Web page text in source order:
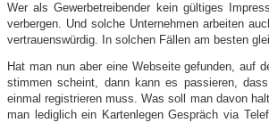
Wer als Gewerbetreibender kein gültiges
verbergen. Und solche Unternehmen arbeiten
vertrauenswürdig. In solchen Fällen am besten
Hat man nun aber eine Webseite gefunden, auf
stimmen scheint, dann kann es passieren,
einmal registrieren muss. Was soll man davon
man lediglich ein Kartenlegen Gespräch via